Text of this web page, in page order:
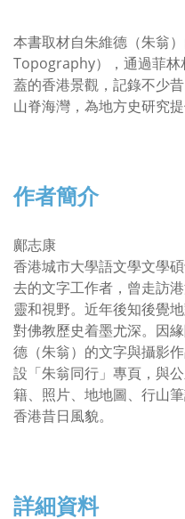
本書取材自朱維德（朱翁
Topography），通過菲林
蓋的香港景觀，記錄不少
山脊海灣，為地方史研究
作者簡介
鄺志康
香港城市大學語文學文學
去的文字工作者，曾走訪
靈和視野。近年後知後覺
對佛教歷史着墨尤深。因
德（朱翁）的文字與攝影
設「朱翁同行」專頁，與
籍、照片、地地圖、行山
香港昔日風貌。
詳細資料